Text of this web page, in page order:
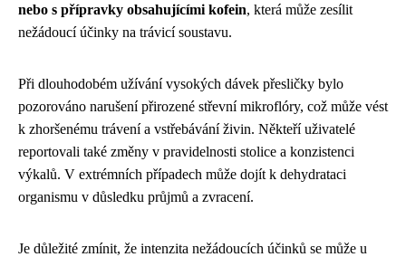
nebo s přípravky obsahujícími kofein, která může zesílit
nežádoucí účinky na trávicí soustavu.
Při dlouhodobém užívání vysokých dávek přesličky bylo
pozorováno narušení přirozené střevní mikroflóry, což může vést
k zhoršenému trávení a vstřebávání živin. Někteří uživatelé
reportovali také změny v pravidelnosti stolice a konzistenci
výkalů. V extrémních případech může dojít k dehydrataci
organismu v důsledku průjmů a zvracení.
Je důležité zmínit, že intenzita nežádoucích účinků se může u